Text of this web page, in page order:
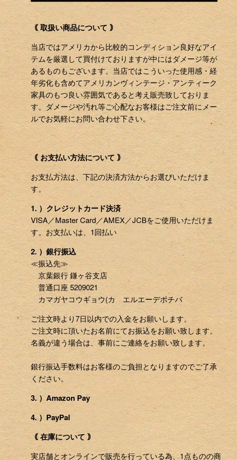
｟ 取扱い商品について ｠
当店ではアメリカから比較的コンディション良好なアイ
テムを厳選して買付けておりますが中にはダメージ等が
あるものもございます。当店ではこういった使用感・経
年劣化も含めてアメリカンヴィンテージ・アンティーク
家具のもつ良い雰囲気であると考え販売致しておりま
す。ダメージや汚れ等ご心配なお客様はご注文前にメー
ルでお気軽にお問い合わせ下さい。
｟ お支払い方法について ｠
お支払方法は、下記の決済方法からお選びいただけま
す。
1. ）クレジットカード決済
VISA／Master Card／AMEX／JCBをご使用いただけま
す。お支払いは、1回払い
2. ）銀行振込
≪振込先≫
京葉銀行 鎌ヶ谷支店
普通口座 5209021
カマガヤコウギョウ(カ エルエーデポチバ
ご注文時より7日以内での入金をお願いします。
ご注文時に頂いたお名前にてお振込をお願い致します。
名義が違う場合は、事前にご連絡をお願い致します。
銀行振込手数料はお客様のご負担となりますのでご了承
ください。
3. ）Amazon Pay
4. ）PayPal
｟ 在庫について ｠
実店舗とオンラインで販売を行っている為、1点ものの商